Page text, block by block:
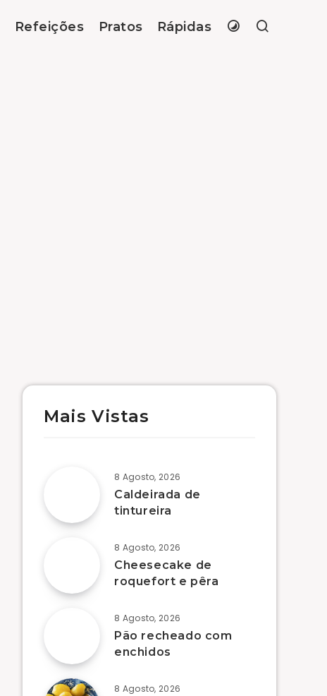
Refeições Pratos Rápidas
Mais Vistas
8 Agosto, 2026
Caldeirada de
tintureira
8 Agosto, 2026
Cheesecake de
roquefort e pêra
8 Agosto, 2026
Pão recheado com
enchidos
8 Agosto, 2026